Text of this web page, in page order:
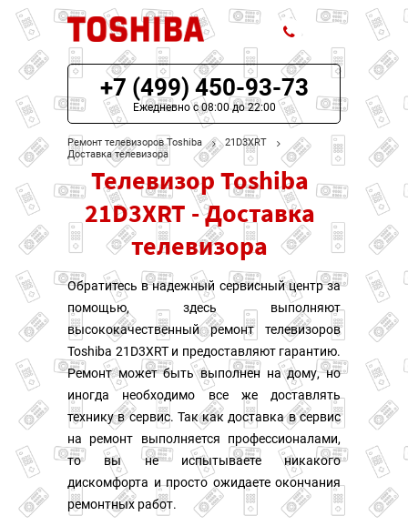
ЦЕНЫ НА РЕМОНТ
О СЕРВИСЕ
МОДЕЛИ TOSHIBA
НАШИ КОНТАКТЫ
+7 (499) 450-93-73
Ежедневно с 08:00 до 22:00
Ремонт телевизоров Toshiba
21D3XRT
Доставка телевизора
Телевизор Toshiba
21D3XRT - Доставка
телевизора
Обратитесь в надежный сервисный центр за
помощью, здесь выполняют
высококачественный ремонт телевизоров
Toshiba 21D3XRT и предоставляют гарантию.
Ремонт может быть выполнен на дому, но
иногда необходимо все же доставлять
технику в сервис. Так как доставка в сервис
на ремонт выполняется профессионалами,
то вы не испытываете никакого
дискомфорта и просто ожидаете окончания
ремонтных работ.